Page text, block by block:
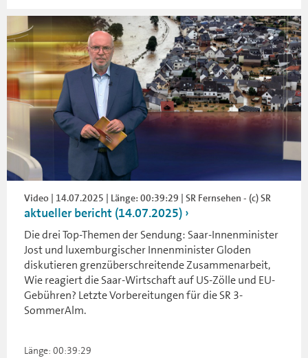
Video | 14.07.2025 | Länge: 00:39:29 | SR Fernsehen - (c) SR
aktueller bericht (14.07.2025)
Die drei Top-Themen der Sendung: Saar-Innenminister
Jost und luxemburgischer Innenminister Gloden
diskutieren grenzüberschreitende Zusammenarbeit,
Wie reagiert die Saar-Wirtschaft auf US-Zölle und EU-
Gebühren? Letzte Vorbereitungen für die SR 3-
SommerAlm.
Länge: 00:39:29